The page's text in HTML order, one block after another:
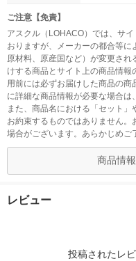
ご注意【免責】
アスクル（LOHACO）では、サ
おりますが、メーカーの都合等に
原材料、原産国など）が変更さ
けする商品とサイト上の商品情
用前には必ずお届けした商品の商
に詳細な商品情報が必要な場合は
また、商品名における「セット
お約束するものではありません
場合がございます。あらかじめご
商品情
レビュー
投稿されたレ